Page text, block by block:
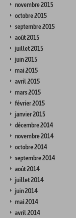
novembre 2015
octobre 2015
septembre 2015
août 2015
juillet 2015
juin 2015
mai 2015
avril 2015
mars 2015
février 2015
janvier 2015
décembre 2014
novembre 2014
octobre 2014
septembre 2014
août 2014
juillet 2014
juin 2014
mai 2014
avril 2014